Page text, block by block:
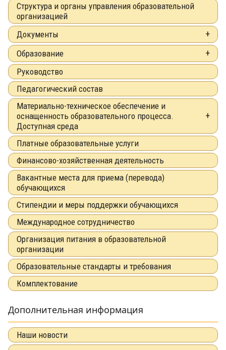
Структура и органы управления образовательной
организацией
Документы
Образование
Руководство
Педагогический состав
Материально-техническое обеспечение и
оснащенность образовательного процесса.
Доступная среда
Платные образовательные услуги
Финансово-хозяйственная деятельность
Вакантные места для приема (перевода)
обучающихся
Стипендии и меры поддержки обучающихся
Международное сотрудничество
Организация питания в образовательной
организации
Образовательные стандарты и требования
Комплектование
Дополнительная информация
Наши новости